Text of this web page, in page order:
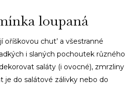
loupaná
oříškovou chut’ a všestranné
i slaných pochoutek různého
saláty (i ovocné), zmrzliny
je do salátové zálivky nebo do